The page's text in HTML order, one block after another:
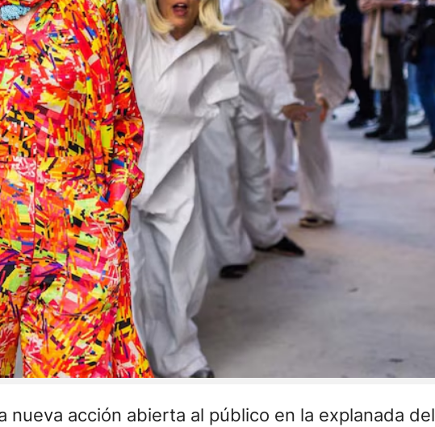
nueva acción abierta al público en la explanada del